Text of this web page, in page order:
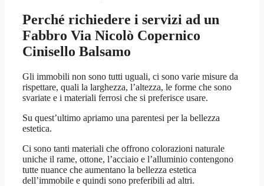
Perché richiedere i servizi ad un
Fabbro Via Nicolò Copernico
Cinisello Balsamo
Gli immobili non sono tutti uguali, ci sono varie misure da
rispettare, quali la larghezza, l’altezza, le forme che sono
svariate e i materiali ferrosi che si preferisce usare.
Su quest’ultimo apriamo una parentesi per la bellezza
estetica.
Ci sono tanti materiali che offrono colorazioni naturale
uniche il rame, ottone, l’acciaio e l’alluminio contengono
tutte nuance che aumentano la bellezza estetica
dell’immobile e quindi sono preferibili ad altri.